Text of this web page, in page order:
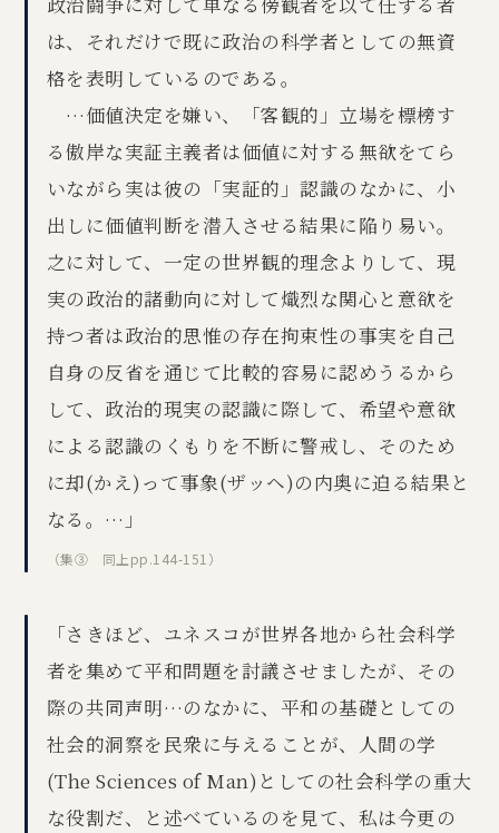
は、それだけで既に政治の科学者としての無資
格を表明しているのである。
…価値決定を嫌い、「客観的」立場を標榜す
る傲岸な実証主義者は価値に対する無欲をてら
いながら実は彼の「実証的」認識のなかに、小
出しに価値判断を潜入させる結果に陥り易い。
之に対して、一定の世界観的理念よりして、現
実の政治的諸動向に対して熾烈な関心と意欲を
持つ者は政治的思惟の存在拘束性の事実を自己
自身の反省を通じて比較的容易に認めうるから
して、政治的現実の認識に際して、希望や意欲
による認識のくもりを不断に警戒し、そのため
に却(かえ)って事象(ザッヘ)の内奥に迫る結果と
なる。…」
（集③ 同上pp.144-151）
「さきほど、ユネスコが世界各地から社会科学
者を集めて平和問題を討議させましたが、その
際の共同声明…のなかに、平和の基礎としての
社会的洞察を民衆に与えることが、人間の学
(The Sciences of Man)としての社会科学の重大
な役割だ、と述べているのを見て、私は今更の